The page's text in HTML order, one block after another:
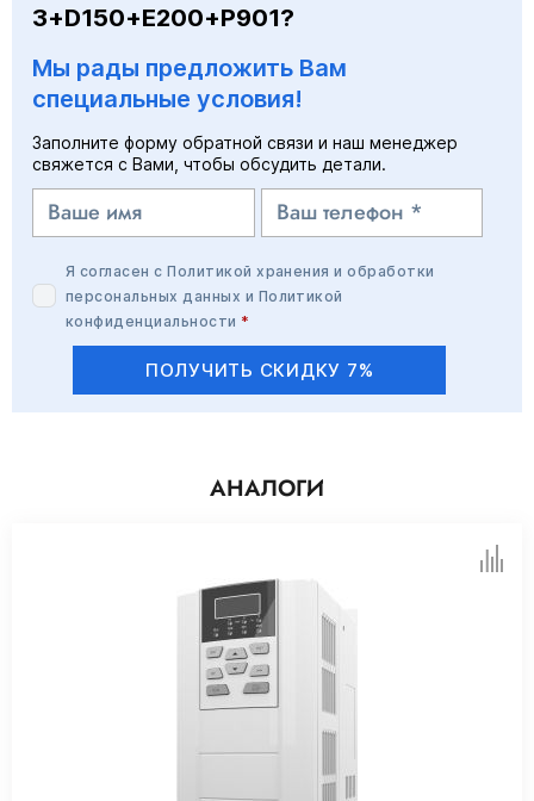
3+D150+E200+P901?
Мы рады предложить Вам
специальные условия!
Заполните форму обратной связи и наш менеджер
свяжется с Вами, чтобы обсудить детали.
Я согласен сПолитикой хранения и обработки
персональных данных и Политикой
конфиденциальности *
ПОЛУЧИТЬ СКИДКУ 7%
АНАЛОГИ